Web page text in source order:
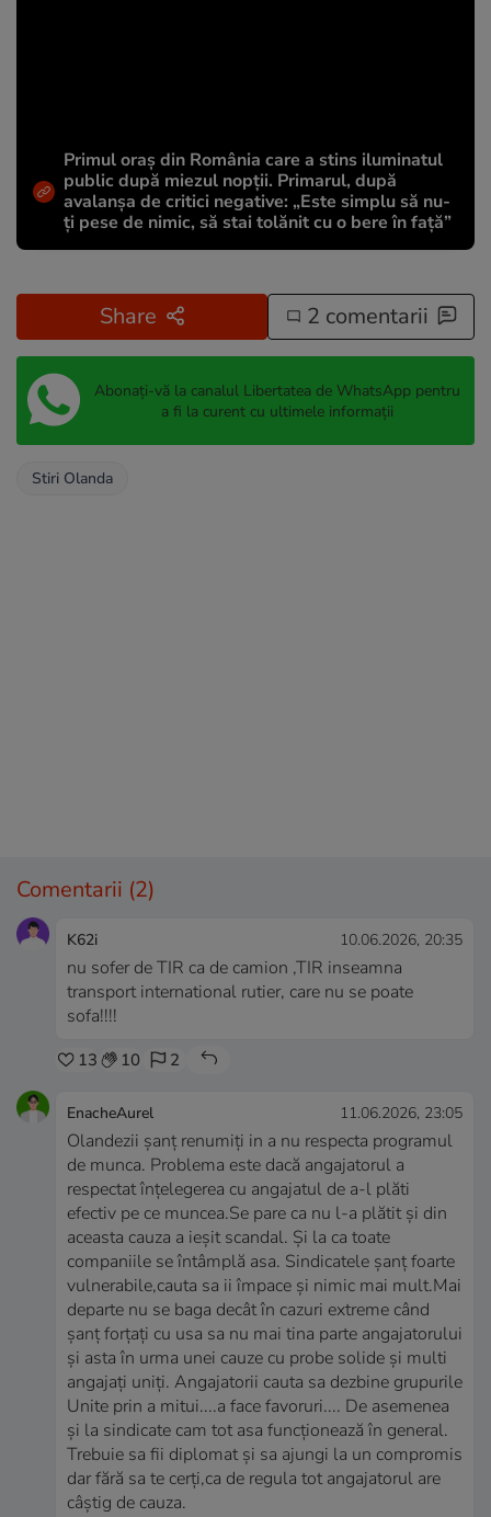
Primul oraș din România care a stins iluminatul
public după miezul nopții. Primarul, după
avalanșa de critici negative: „Este simplu să nu-
ți pese de nimic, să stai tolănit cu o bere în față”
Share 2 comentarii
Abonați-vă la canalul Libertatea de WhatsApp pentru
a fi la curent cu ultimele informații
Stiri Olanda
Comentarii (2)
K62i 10.06.2026, 20:35
nu sofer de TIR ca de camion ,TIR inseamna
transport international rutier, care nu se poate
sofa!!!!
13 10 2
EnacheAurel 11.06.2026, 23:05
Olandezii șanț renumiți in a nu respecta programul
de munca. Problema este dacă angajatorul a
respectat înțelegerea cu angajatul de a-l plăti
efectiv pe ce muncea.Se pare ca nu l-a plătit și din
aceasta cauza a ieșit scandal. Și la ca toate
companiile se întâmplă asa. Sindicatele șanț foarte
vulnerabile,cauta sa ii împace și nimic mai mult.Mai
departe nu se baga decât în cazuri extreme când
șanț forțați cu usa sa nu mai tina parte angajatorului
și asta în urma unei cauze cu probe solide și multi
angajați uniți. Angajatorii cauta sa dezbine grupurile
Unite prin a mitui....a face favoruri.... De asemenea
și la sindicate cam tot asa funcționează în general.
Trebuie sa fii diplomat și sa ajungi la un compromis
dar fără sa te cerți,ca de regula tot angajatorul are
câștig de cauza.